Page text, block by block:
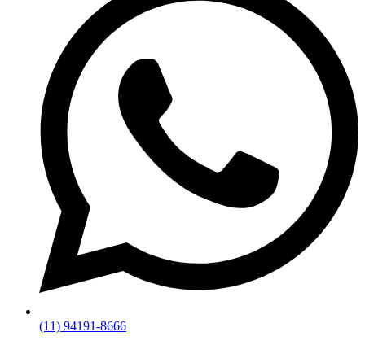
(11) 94191-8666